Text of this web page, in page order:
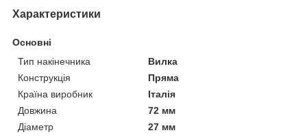
Характеристики
Основні
Тип накінечника
Вилка
Конструкція
Пряма
Країна виробник
Італія
Довжина
72 мм
Діаметр
27 мм